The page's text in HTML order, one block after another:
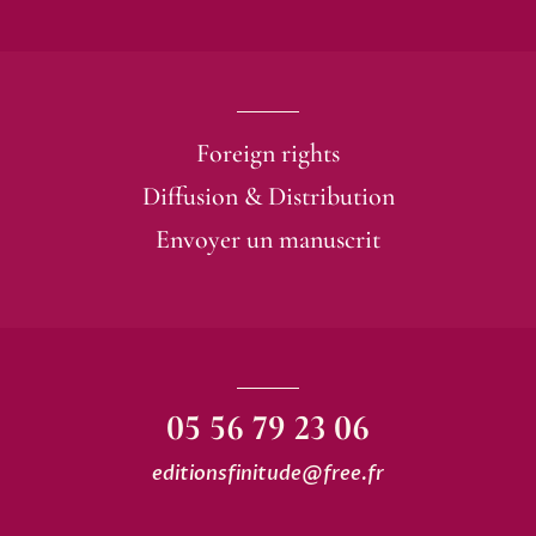
dans une légende trop grande pour lui. A partir
Eric Neuhoff, Madame Figaro.
Foreign rights
Diffusion & Distribution
Envoyer un manuscrit
05 56 79 23 06
editionsfinitude@free.fr